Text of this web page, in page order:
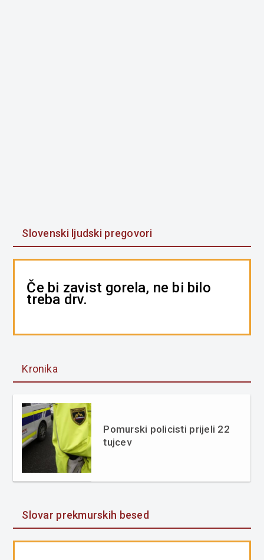
Slovenski ljudski pregovori
Če bi zavist gorela, ne bi bilo
treba drv.
Kronika
Pomurski policisti prijeli 22
tujcev
Slovar prekmurskih besed